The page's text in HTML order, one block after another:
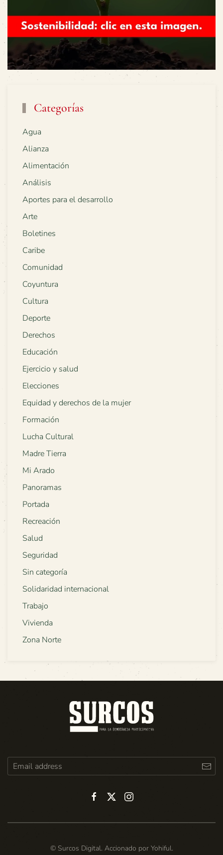
Categorías
Agua
Alianza
Alimentación
Análisis
Aportes para el desarrollo
Arte
Boletines
Caribe
Comunidad
Coyuntura
Cultura
Deporte
Derechos
Educación
Ejercicio y salud
Elecciones
Equidad y derechos de la mujer
Formación
Lucha Cultural
Madre Tierra
Mi Arado
Panoramas
Portada
Recreación
Salud
Seguridad
Sin categoría
Solidaridad internacional
Trabajo
Vivienda
Zona Norte
© Surcos Digital. Accionado por Yohiful.